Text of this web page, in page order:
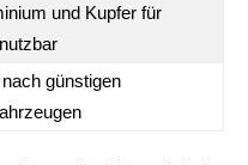
und Kupfer für
günstigen